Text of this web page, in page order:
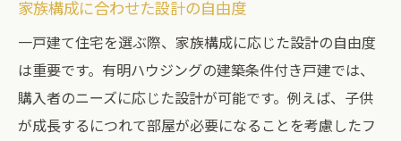
住む人の個性を反映するインテリア
将来のライフステージを見越した空間設計
趣味を楽しむための特別な空間
ペットと快適に暮らすための工夫
家族構成に合わせた設計の自由度
一戸建て住宅を選ぶ際、家族構成に応じた設計の自由度
は重要です。有明ハウジングの建築条件付き戸建では、
購入者のニーズに応じた設計が可能です。例えば、子供
が成長するにつれて部屋が必要になることを考慮したフ